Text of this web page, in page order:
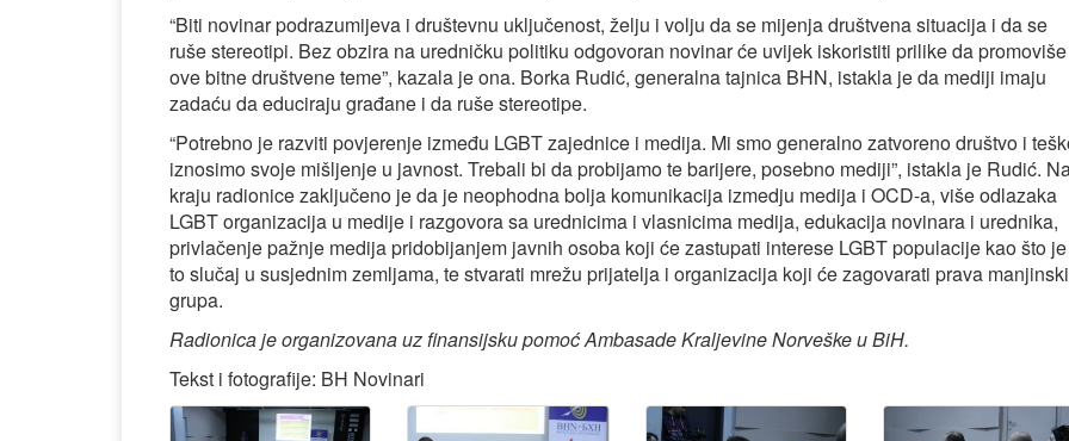
“Biti novinar podrazumijeva i društevnu uključenost, želju i volju da se mijenja društvena situacija i da se
ruše stereotipi. Bez obzira na uredničku politiku odgovoran novinar će uvijek iskoristiti prilike da promoviše
ove bitne društvene teme”, kazala je ona. Borka Rudić, generalna tajnica BHN, istakla je da mediji imaju
zadaću da educiraju građane i da ruše stereotipe.
“Potrebno je razviti povjerenje između LGBT zajednice i medija. Mi smo generalno zatvoreno društvo i
iznosimo svoje mišljenje u javnost. Trebali bi da probijamo te barijere, posebno mediji”, istakla je Rudić.
kraju radionice zaključeno je da je neophodna bolja komunikacija izmedju medija i OCD-a, više odlazaka
LGBT organizacija u medije i razgovora sa urednicima i vlasnicima medija, edukacija novinara i urednika,
privlačenje pažnje medija pridobijanjem javnih osoba koji će zastupati interese LGBT populacije kao što je
to slučaj u susjednim zemljama, te stvarati mrežu prijatelja i organizacija koji će zagovarati prava
grupa.
Radionica je organizovana uz finansijsku pomoć Ambasade Kraljevine Norveške u BiH.
Tekst i fotografije: BH Novinari